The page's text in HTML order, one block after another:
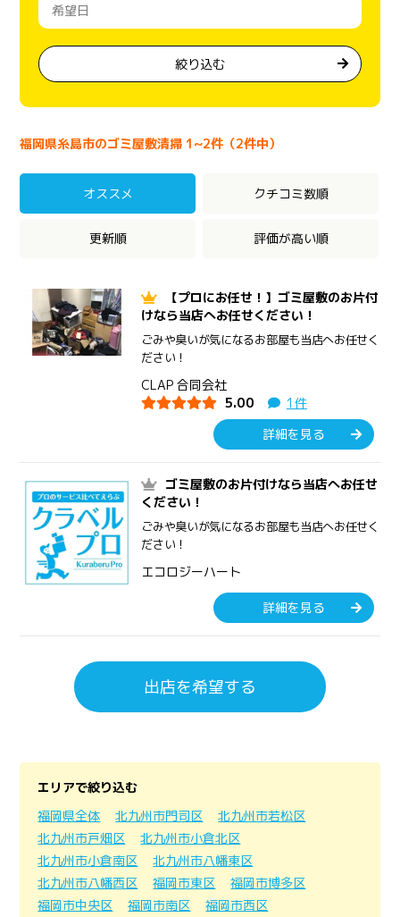
絞り込む
福岡県糸島市のゴミ屋敷清掃 1~2件（2件中）
オススメ クチコミ数順
更新順 評価が高い順
【プロにお任せ！】ゴミ屋敷のお片付
けなら当店へお任せください！
ごみや臭いが気になるお部屋も当店へお任せく
ださい！
CLAP 合同会社
5.00
1件
詳細を見る
ゴミ屋敷のお片付けなら当店へお任せ
ください！
ごみや臭いが気になるお部屋も当店へお任せく
ださい！
エコロジーハート
詳細を見る
出店を希望する
エリアで絞り込む
福岡県全体
北九州市門司区
北九州市若松区
北九州市戸畑区
北九州市小倉北区
北九州市小倉南区
北九州市八幡東区
北九州市八幡西区
福岡市東区
福岡市博多区
福岡市中央区
福岡市南区
福岡市西区